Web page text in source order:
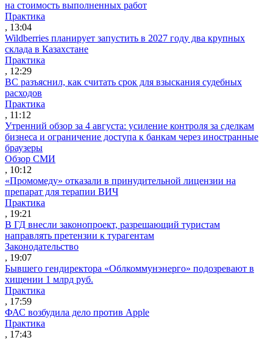
на стоимость выполненных работ
Практика
, 13:04
Wildberries планирует запустить в 2027 году два крупных
склада в Казахстане
Практика
, 12:29
ВС разъяснил, как считать срок для взыскания судебных
расходов
Практика
, 11:12
Утренний обзор за 4 августа: усиление контроля за сделкам
бизнеса и ограничение доступа к банкам через иностранные
браузеры
Обзор СМИ
, 10:12
«Промомеду» отказали в принудительной лицензии на
препарат для терапии ВИЧ
Практика
, 19:21
В ГД внесли законопроект, разрешающий туристам
направлять претензии к турагентам
Законодательство
, 19:07
Бывшего гендиректора «Облкоммунэнерго» подозревают в
хищении 1 млрд руб.
Практика
, 17:59
ФАС возбудила дело против Apple
Практика
, 17:43